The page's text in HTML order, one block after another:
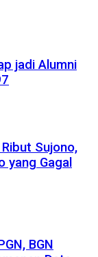
jadi Alumni
Sujono,
yang Gagal
BGN